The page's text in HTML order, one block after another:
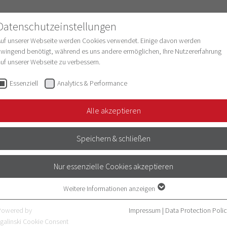
Structure & Development
Klinik bildet mit HANS Studierende in
Gleichzeitig wird mit der Durchführung
selten, aber dann potentiell
unserer Webseite werden Cookies verwendet. Einige davon werden
benötigt, während es uns andere ermöglichen, Ihre Nutzererfahrung
unserer Webseite zu verbessern.
Essenziell Analytics & Performance
Alle akzeptieren
Speichern & schließen
Nur essenzielle Cookies akzeptieren
Essenzielle Cookies werden für grundlegende Funktionen der Webseite
benötigt. Dadurch ist gewährleistet, dass die Webseite einwandfrei
Weitere Informationen anzeigen
by
Cookie Consent
Impressum | Data Protection